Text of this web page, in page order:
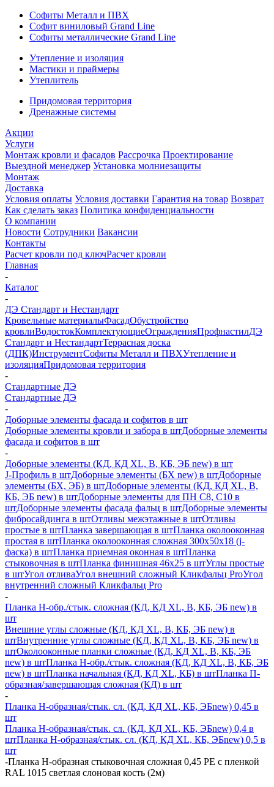
Софиты Металл и ПВХ
Софит виниловый Grand Line
Софиты металлические Grand Line
Утепление и изоляция
Мастики и праймеры
Утеплитель
Придомовая территория
Дренажные системы
Акции
Услуги
Монтаж кровли и фасадов Рассрочка Проектирование
Выездной менеджер Установка молниезащиты
Монтаж
Доставка
Условия оплаты Условия доставки Гарантия на товар Возврат
Как сделать заказ Политика конфиденциальности
О компании
Новости Сотрудники Вакансии
Контакты
Расчет кровли под ключРасчет кровли
Главная
-
Каталог
-
ДЭ Стандарт и Нестандарт
Кровельные материалыФасадОбустройство
кровлиВодостокКомплектующиеОгражденияПрофнастилДЭ
Стандарт и НестандартТеррасная доска
(ДПК)ИнструментСофиты Металл и ПВХУтепление и
изоляцияПридомовая территория
-
Стандартные ДЭ
Стандартные ДЭ
-
Доборные элементы фасада и софитов в шт
Доборные элементы кровли и забора в штДоборные элементы
фасада и софитов в шт
-
Доборные элементы (КД, КД XL, В, КБ, ЭБ new) в шт
J-Профиль в штДоборные элементы (БХ new) в штДоборные
элементы (БХ, ЭБ) в штДоборные элементы (КД, КД XL, В,
КБ, ЭБ new) в штДоборные элементы для ПН С8, С10 в
штДоборные элементы фасада фальц в штДоборные элементы
фибросайдинга в штОтливы межэтажные в штОтливы
простые в штПланка завершающая в штПланка околооконная
простая в штПланка околооконная сложная 300х50х18 (j-
фаска) в штПланка приемная оконная в штПланка
стыковочная в штПланка финишная 46х25 в штУглы простые
в штУгол отливаУгол внешний сложный Кликфальц ProУгол
внутренний сложный Кликфальц Pro
-
Планка H-обр./стык. сложная (КД, КД XL, В, КБ, ЭБ new) в
шт
Внешние углы сложные (КД, КД XL, В, КБ, ЭБ new) в
штВнутренние углы сложные (КД, КД XL, В, КБ, ЭБ new) в
штОколооконные планки сложные (КД, КД XL, В, КБ, ЭБ
new) в штПланка H-обр./стык. сложная (КД, КД XL, В, КБ, ЭБ
new) в штПланка начальная (КД, КД XL, КБ) в штПланка П-
образная/завершающая сложная (КД) в шт
-
Планка H-образная/стык. сл. (КД, КД XL, КБ, ЭБnew) 0,45 в
шт
Планка H-образная/стык. сл. (КД, КД XL, КБ, ЭБnew) 0,4 в
штПланка H-образная/стык. сл. (КД, КД XL, КБ, ЭБnew) 0,5 в
шт
-Планка Н-образная стыковочная сложная 0,45 PE с пленкой
RAL 1015 светлая слоновая кость (2м)